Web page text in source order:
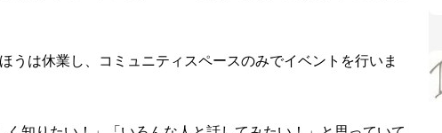
うは休業し、コミュニティスペースのみでイベントを行いま